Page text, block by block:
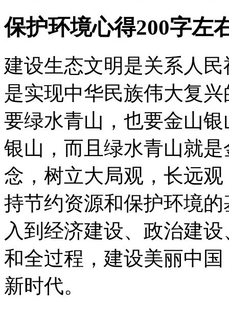
保护环境心得200字左
建设生态文明是关系人
是实现中华民族伟大复
要绿水青山，也要金山
银山，而且绿水青山就
念，树立大局观，长远
持节约资源和保护环境
入到经济建设、政治建
和全过程，建设美丽中
新时代。